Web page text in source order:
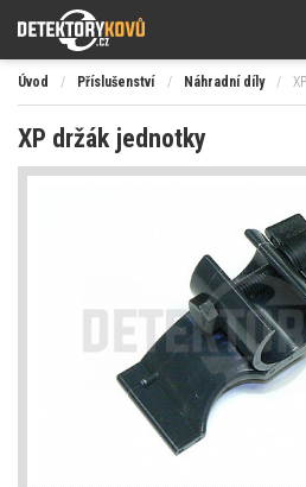
Úvod / Příslušenství / Náhradní díly /
XP držák jednotky